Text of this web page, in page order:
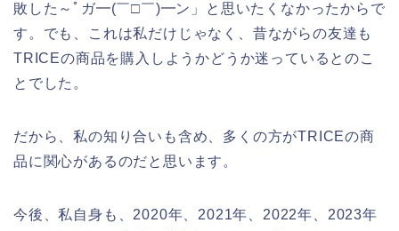
敗した～ﾟガ━(￣□￣)━ン」と思いたくなかったからで
す。でも、これは私だけじゃなく、昔ながらの友達も
TRICEの商品を購入しようかどうか迷っているとのこ
とでした。
だから、私の知り合いも含め、多くの方がTRICEの商
品に関心があるのだと思います。
今後、私自身も、2020年、2021年、2022年、2023年